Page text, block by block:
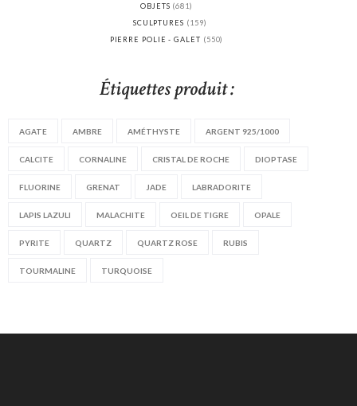
OBJETS (681)
SCULPTURES (159)
PIERRE POLIE - GALET (550)
Étiquettes produit :
AGATE AMBRE AMÉTHYSTE ARGENT 925/1000
CALCITE CORNALINE CRISTAL DE ROCHE DIOPTASE
FLUORINE GRENAT JADE LABRADORITE
LAPIS LAZULI MALACHITE OEIL DE TIGRE OPALE
PYRITE QUARTZ QUARTZ ROSE RUBIS
TOURMALINE TURQUOISE